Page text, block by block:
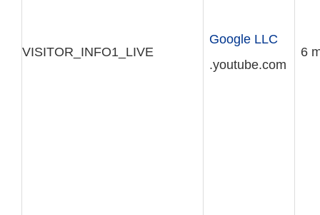
VISITOR_INFO1_LIVE
Google LLC
.youtube.com
6